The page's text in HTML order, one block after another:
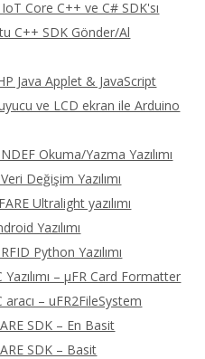
Core C++ ve C# SDK'sı
C++ SDK Gönder/Al
Java Applet & JavaScript
ve LCD ekran ile Arduino
Okuma/Yazma Yazılımı
Değişim Yazılımı
Ultralight yazılımı
Yazılımı
Python Yazılımı
– μFR Card Formatter
– uFR2FileSystem
SDK – En Basit
SDK – Basit